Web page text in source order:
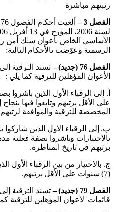
رتبتهم مباشرة
الفصل 3 –
الأساسي الخاص بأعوان سلك أمن
الرسمية وعوّضت بالأحكام التالية:
الفصل 76 (جديد) –
تسند الترقية
الأعوان المؤهلين للترقية كما يلي :
على الأقل برتبهم وتابعوا فيها
المخصصة للترقية والموافقة
‌ب. إلى الرقباء الأول الذين شاركوا
برتبهم في تاريخ المناظرة.
‌ج. بالاختيار من بين الرقباء الأول
(7) سنوات على الأقل برتبهم.
الفصل 79 (جديد) –
تسند الترقية
قائمات الأعوان المؤهلين للترقية